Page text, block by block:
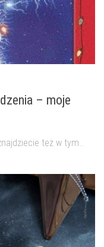
– moje
też w tym...